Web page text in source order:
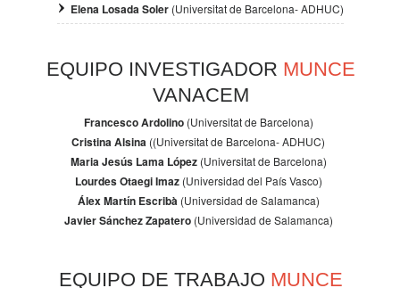
Elena Losada Soler (Universitat de Barcelona- ADHUC)
EQUIPO INVESTIGADOR MUNCE
VANACEM
Francesco Ardolino(Universitat de Barcelona)
Cristina Alsina ((Universitat de Barcelona- ADHUC)
Maria Jesús Lama López(Universitat de Barcelona)
Lourdes Otaegi Imaz(Universidad del País Vasco)
Álex Martín Escribà (Universidad de Salamanca)
Javier Sánchez Zapatero(Universidad de Salamanca)
EQUIPO DE TRABAJO MUNCE